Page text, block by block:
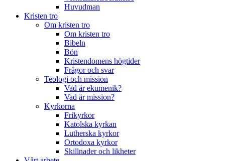
Huvudman
Kristen tro
Om kristen tro
Om kristen tro
Bibeln
Bön
Kristendomens högtider
Frågor och svar
Teologi och mission
Vad är ekumenik?
Vad är mission?
Kyrkorna
Frikyrkor
Katolska kyrkan
Lutherska kyrkor
Ortodoxa kyrkor
Skillnader och likheter